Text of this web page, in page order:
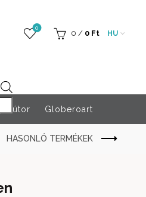
0
0 / 0 Ft HU
bútor Globeroart